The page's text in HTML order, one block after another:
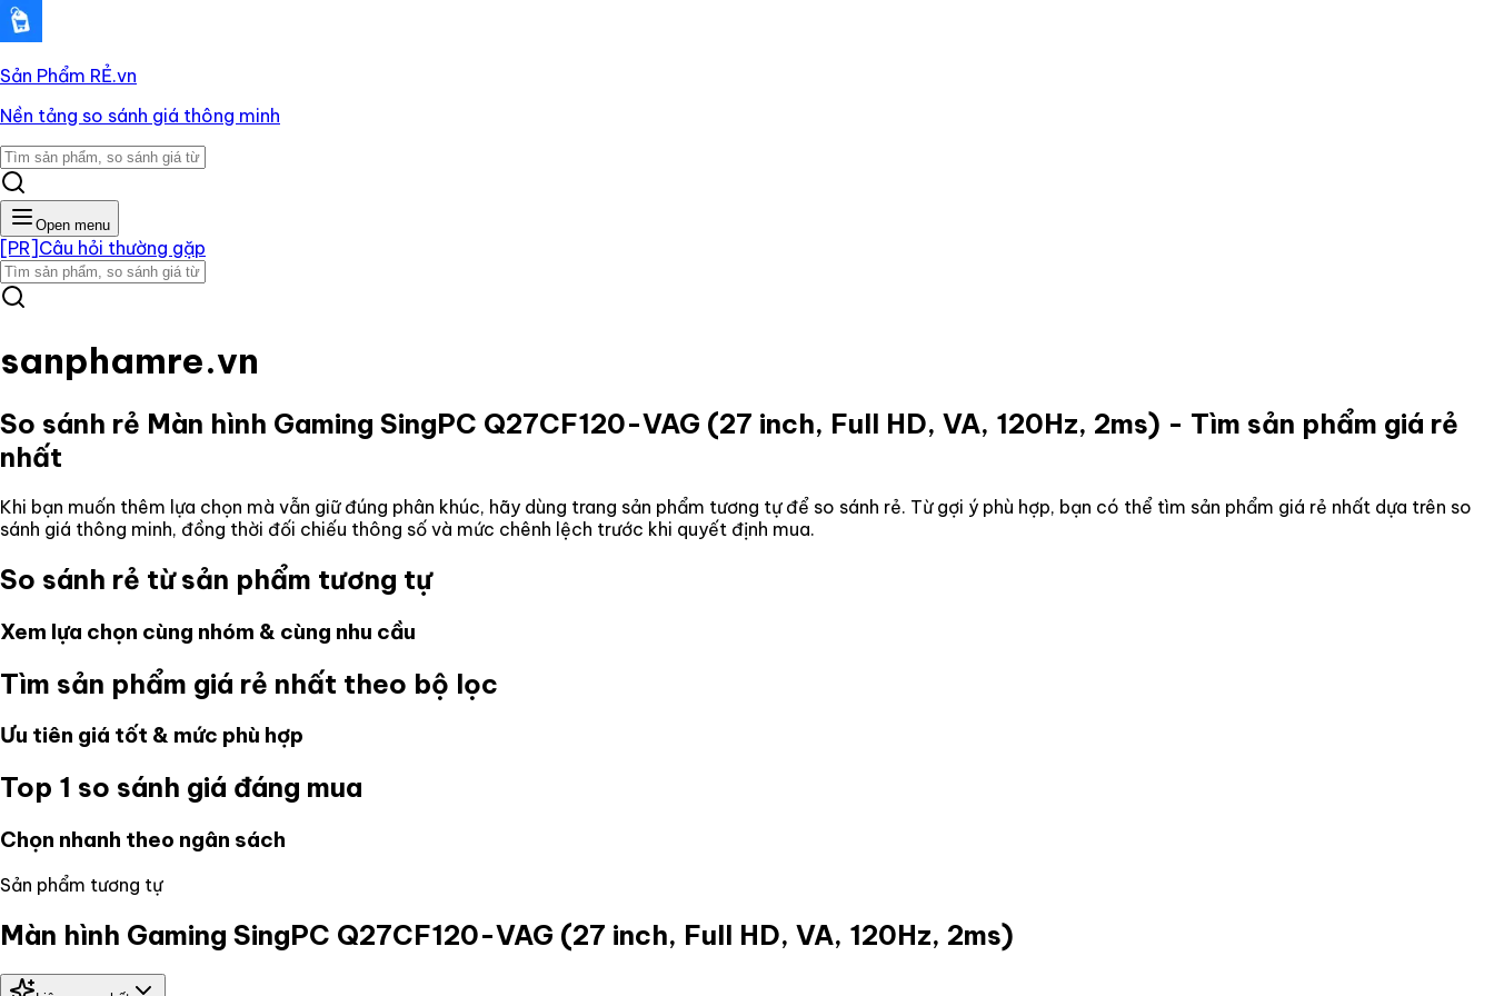
Sản Phẩm RẺ.vn
Nền tảng so sánh giá thông minh
Open menu
[PR] Câu hỏi thường gặp
sanphamre.vn
So sánh rẻ Màn hình Gaming SingPC Q27CF120-VAG (27 inch, Full HD, VA, 120Hz, 2ms) - Tìm sản phẩm giá rẻ
nhất
Khi bạn muốn thêm lựa chọn mà vẫn giữ đúng phân khúc, hãy dùng trang sản phẩm tương tự để so sánh rẻ. Từ gợi ý phù hợp, bạn có thể tìm sản phẩm giá rẻ nhất dựa trên so
sánh giá thông minh, đồng thời đối chiếu thông số và mức chênh lệch trước khi quyết định mua.
So sánh rẻ từ sản phẩm tương tự
Xem lựa chọn cùng nhóm & cùng nhu cầu
Tìm sản phẩm giá rẻ nhất theo bộ lọc
Ưu tiên giá tốt & mức phù hợp
Top 1 so sánh giá đáng mua
Chọn nhanh theo ngân sách
Sản phẩm tương tự
Màn hình Gaming SingPC Q27CF120-VAG (27 inch, Full HD, VA, 120Hz, 2ms)